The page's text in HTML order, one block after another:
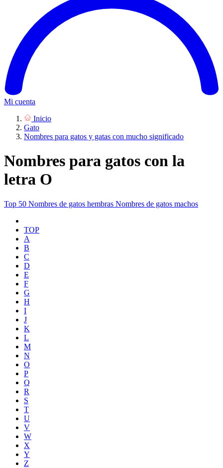
Mi cuenta
Inicio
Gato
Nombres para gatos y gatas con mucho significado
Nombres para gatos con la
letra O
Top 50 Nombres de gatos hembras Nombres de gatos machos
TOP
A
B
C
D
E
F
G
H
I
J
K
L
M
N
O
P
Q
R
S
T
U
V
W
X
Y
Z